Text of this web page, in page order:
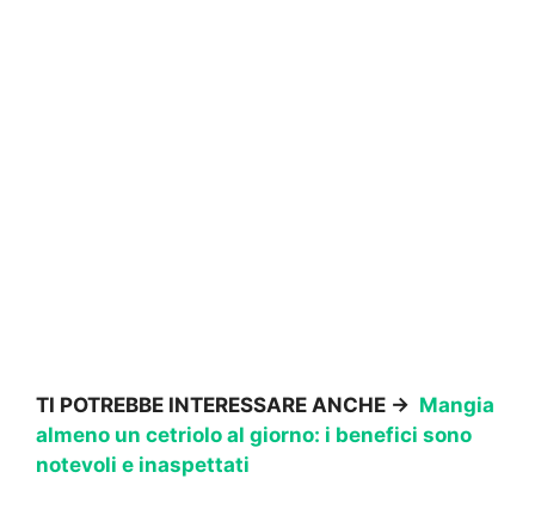
TI POTREBBE INTERESSARE ANCHE -> Mangia
almeno un cetriolo al giorno: i benefici sono
notevoli e inaspettati